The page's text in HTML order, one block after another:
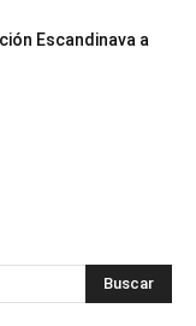
Escandinava a
Buscar